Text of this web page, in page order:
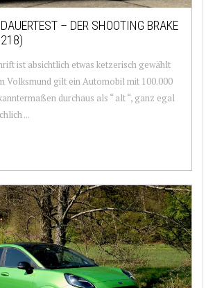
– DER SHOOTING BRAKE
ist absichtlich etwas ketzerisch gewählt
Volksmund gilt ein Automobil mit 100.000
durchaus als “ alt “, ganz egal
...